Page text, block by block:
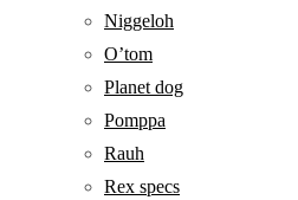
Niggeloh
O’tom
Planet dog
Pomppa
Rauh
Rex specs